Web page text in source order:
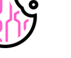
ottaa
tarkoittaa